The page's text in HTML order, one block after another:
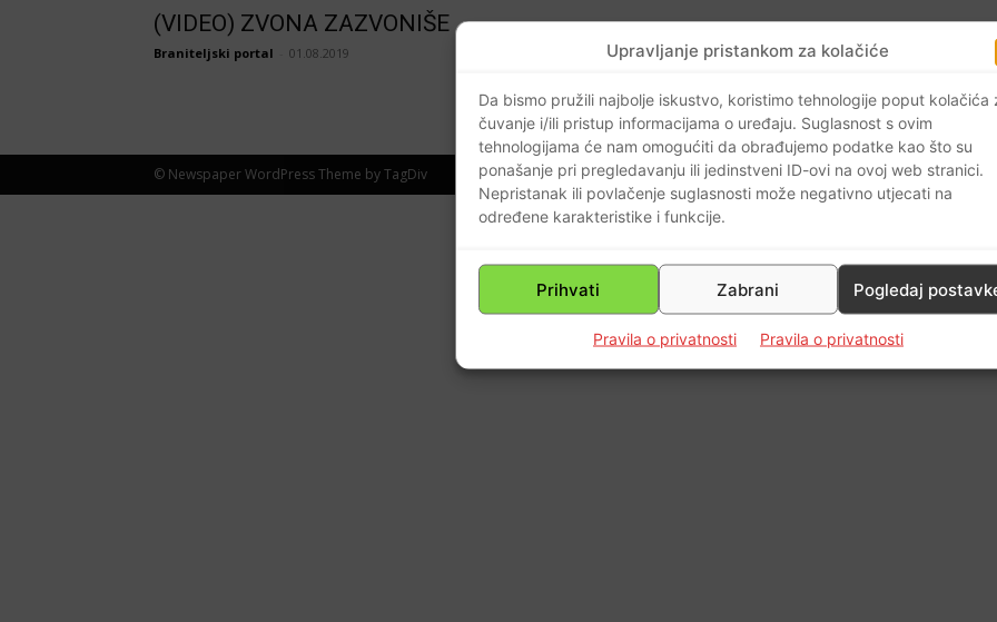
Upravljanje pristankom za kolačiće
Da bismo pružili najbolje iskustvo, koristimo tehnologije poput kolačića
čuvanje i/ili pristup informacijama o uređaju. Suglasnost s ovim
tehnologijama će nam omogućiti da obrađujemo podatke kao što su
ponašanje pri pregledavanju ili jedinstveni ID-ovi na ovoj web stranici.
Nepristanak ili povlačenje suglasnosti može negativno utjecati na
određene karakteristike i funkcije.
Prihvati Zabrani Pogledaj
Pravila o privatnosti Pravila o privatnosti
(VIDEO) ZVONA ZAZVONIŠE
Braniteljski portal 01.08.2019
© Newspaper WordPress Theme by TagDiv